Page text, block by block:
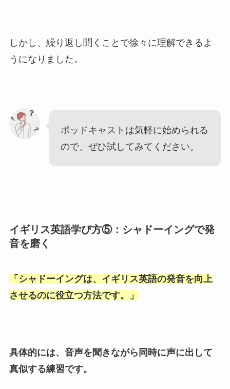
しかし、繰り返し聞くことで徐々に理解できるよ
うになりました。
ポッドキャストは気軽に始められる
ので、ぜひ試してみてください。
イギリス英語学び方⑤：シャドーイングで発
音を磨く
「 シャドーイングは、イギリス英語の発音を向上
させるのに役立つ方法です。
」
具体的には、音声を聞きながら同時に声に出して
真似する練習です。